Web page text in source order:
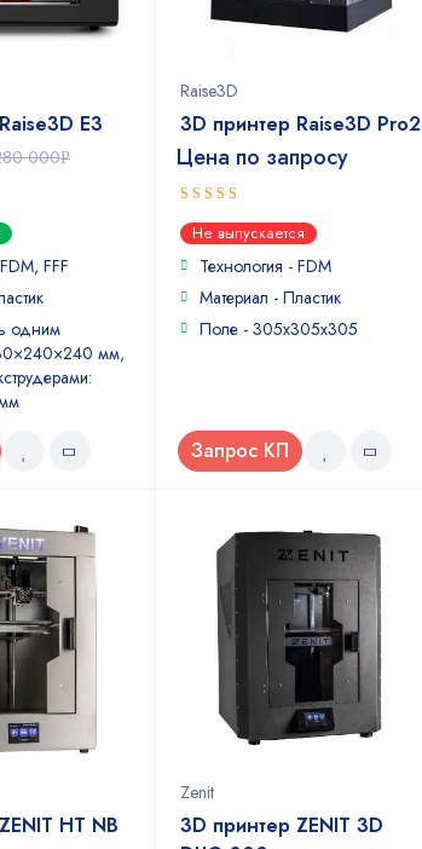
E3
000Р
FFF
одним
мм,
Raise3D
3D принтер Raise3D Pro2
Цена по запросу
5out of 5
Не выпускается
Технология - FDM
Материал - Пластик
Поле - 305x305x305
Запрос КП
HT NB
Zenit
3D принтер ZENIT 3D